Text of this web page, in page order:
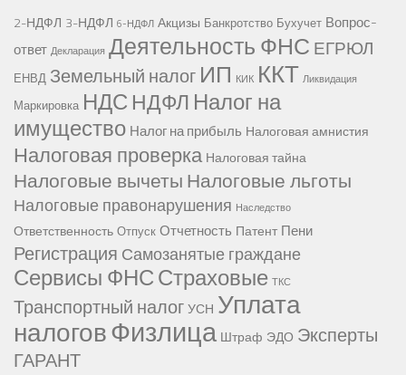
2-НДФЛ 3-НДФЛ 6-НДФЛ Акцизы Банкротство Бухучет Вопрос-
ответ Декларация Деятельность ФНС ЕГРЮЛ
ЕНВД Земельный налог ИП КИК ККТ Ликвидация
Маркировка НДС НДФЛ Налог на
имущество Налог на прибыль Налоговая амнистия
Налоговая проверка Налоговая тайна
Налоговые вычетыНалоговые льготы
Налоговые правонарушения Наследство
Ответственность Отпуск Отчетность Патент Пени
Регистрация Самозанятые граждане
Сервисы ФНССтраховые ТКС
Транспортный налогУСН Уплата
налоговФизлица Штраф ЭДО Эксперты
ГАРАНТ